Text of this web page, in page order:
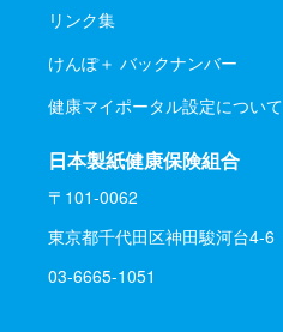
リンク集
けんぽ＋ バックナンバー
健康マイポータル設定について
日本製紙健康保険組合
〒101-0062
東京都千代田区神田駿河台4-6
03-6665-1051